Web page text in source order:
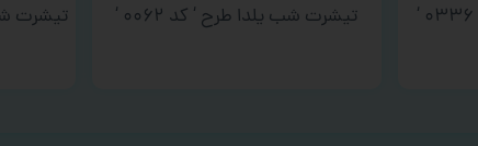
تیشرت شب یلدا طرح ‘ کد ۰۰۶۲ ‘ تیشرت